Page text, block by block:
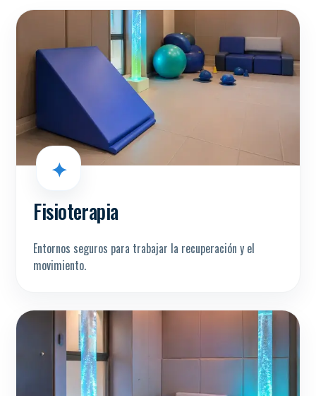
✦
Fisioterapia
Entornos seguros para trabajar la recuperación y el
movimiento.